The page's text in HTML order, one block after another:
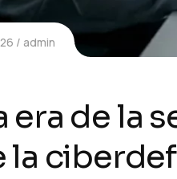
admin
era de la
la